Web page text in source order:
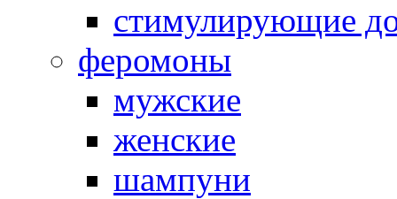
стимулирующие
феромоны
мужские
женские
шампуни